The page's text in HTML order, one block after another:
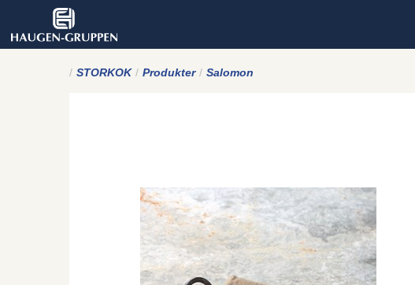
STORKOK Produkter Salomon